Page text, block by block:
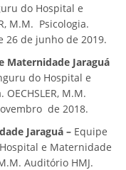
do Hospital e
M.M. Psicologia.
26 de junho de 2019.
Maternidade Jaraguá
do Hospital e
M.M.
de 2018.
Jaraguá – Equipe
e Maternidade
Auditório HMJ.